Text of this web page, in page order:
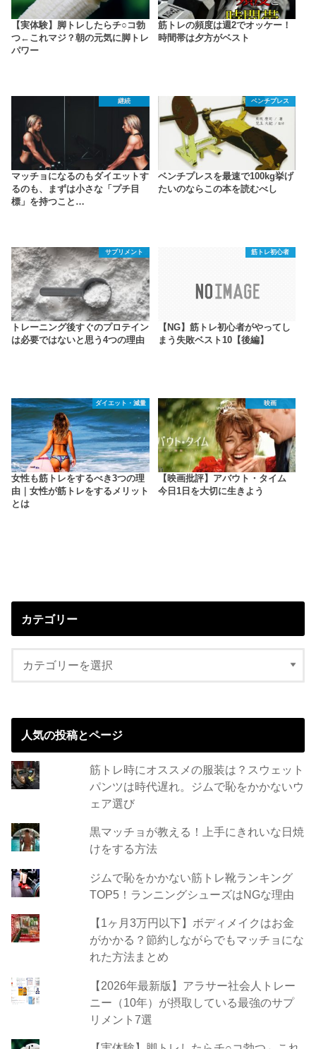
【実体験】脚トレしたらチ○コ勃
つ←これマジ？朝の元気に脚トレ
パワー
筋トレの頻度は週2でオッケー！
時間帯は夕方がベスト
継続
マッチョになるのもダイエットす
るのも、まずは小さな「プチ目
標」を持つこと…
ベンチプレス
ベンチプレスを最速で100kg挙げ
たいのならこの本を読むべし
サプリメント
トレーニング後すぐのプロテイン
は必要ではないと思う4つの理由
筋トレ初心者
【NG】筋トレ初心者がやってし
まう失敗ベスト10【後編】
ダイエット・減量
女性も筋トレをするべき3つの理
由｜女性が筋トレをするメリット
とは
映画
【映画批評】アバウト・タイム
今日1日を大切に生きよう
カテゴリー
人気の投稿とページ
筋トレ時にオススメの服装は？スウェット
パンツは時代遅れ。ジムで恥をかかないウ
ェア選び
黒マッチョが教える！上手にきれいな日焼
けをする方法
ジムで恥をかかない筋トレ靴ランキング
TOP5！ランニングシューズはNGな理由
【1ヶ月3万円以下】ボディメイクはお金
がかかる？節約しながらでもマッチョにな
れた方法まとめ
【2026年最新版】アラサー社会人トレー
ニー（10年）が摂取している最強のサプ
リメント7選